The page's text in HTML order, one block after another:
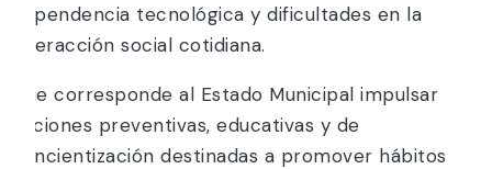
dependencia tecnológica y dificultades en la
interacción social cotidiana.
Que corresponde al Estado Municipal impulsar
acciones preventivas, educativas y de
concientización destinadas a promover hábitos